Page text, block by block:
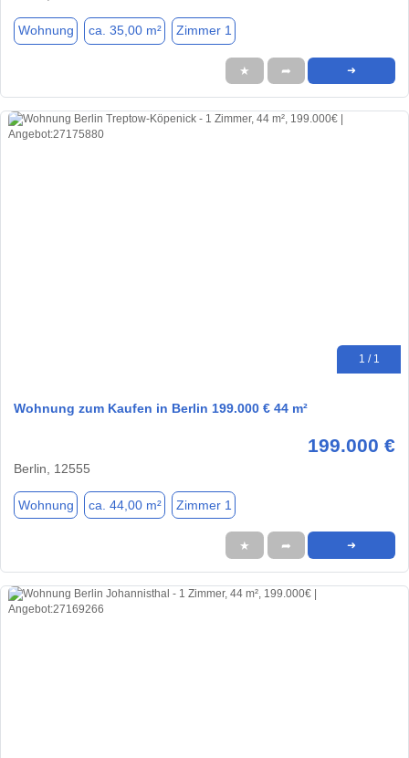
Wohnung ca. 35,00 m² Zimmer 1
★ ➦ ➜
1 / 1
Wohnung zum Kaufen in Berlin 199.000 € 44 m²
199.000 €
Berlin, 12555
Wohnung ca. 44,00 m² Zimmer 1
★ ➦ ➜